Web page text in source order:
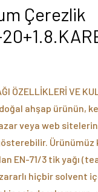
Çerezlik
ÖZELLİKLERİ VE
ahşap ürünün,
veya web
Ürünümüz
EN-71/3 tik yağı
hiçbir solvent